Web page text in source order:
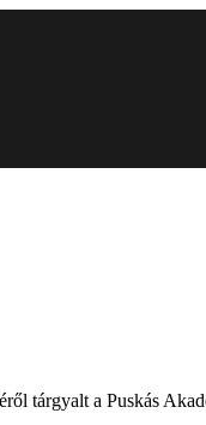
tárgyalt a Puskás